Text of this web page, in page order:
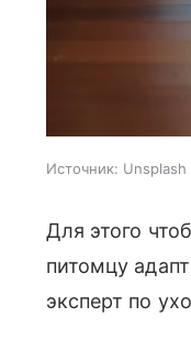
Источник: Unsplash
Для этого
питомцу
эксперт по